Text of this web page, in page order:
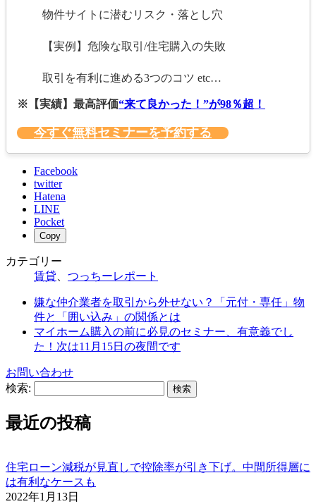
物件サイトに潜むリスク・落とし穴
【実例】危険な取引/住宅購入の失敗
取引を有利に進める3つのコツ etc…
※【実績】最高評価“来て良かった！”が98％超！
今すぐ無料セミナーを予約する
Facebook
twitter
Hatena
LINE
Pocket
Copy
カテゴリー
賃貸
つっちーレポート
嫌な仲介業者を取引から外せない？「元付・専任」物
件と「囲い込み」の関係とは
マイホーム購入の前に必見のセミナー、有意義でし
た！次は11月15日の夜間です
お問い合わせ
検索:
最近の投稿
住宅ローン減税が見直しで控除率が引き下げ。中間所得層に
は有利なケースも
2022年1月13日